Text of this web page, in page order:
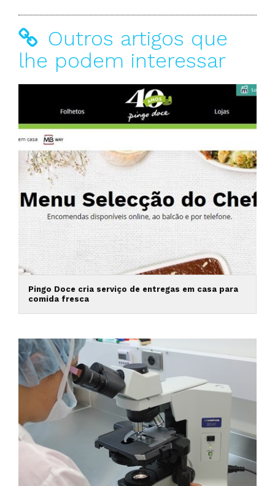
Outros artigos que
lhe podem interessar
Pingo Doce cria serviço de entregas em casa para
comida fresca